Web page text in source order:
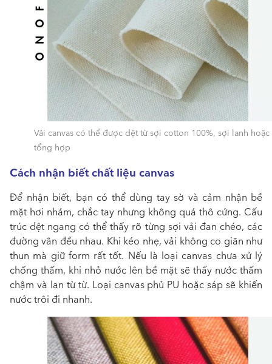
Vải canvas có thể được dệt từ sợi cotton 100%, sợi lanh
tổng hợp
Cách nhận biết chất liệu canvas
Để nhận biết, bạn có thể dùng tay sờ và cảm nhận bề
mặt hơi nhám, chắc tay nhưng không quá thô cứng. Cấu
trúc dệt ngang có thể thấy rõ từng sợi vải đan chéo, các
đường vân đều nhau. Khi kéo nhẹ, vải không co giãn như
thun mà giữ form rất tốt. Nếu là loại canvas chưa xử lý
chống thấm, khi nhỏ nước lên bề mặt sẽ thấy nước thấm
chậm và lan từ từ. Loại canvas phủ PU hoặc sáp sẽ khiến
nước trôi đi nhanh.